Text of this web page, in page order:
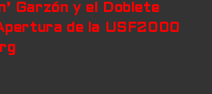
Garzón y el Doblete
de la USF2000